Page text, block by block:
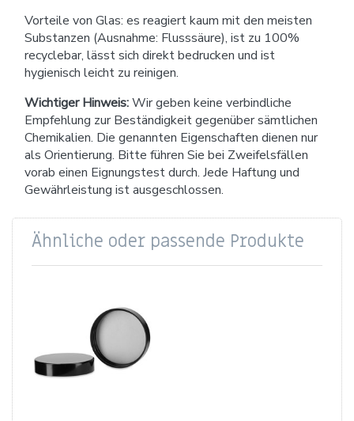
Vorteile von Glas: es reagiert kaum mit den meisten
Substanzen (Ausnahme: Flusssäure), ist zu 100%
recyclebar, lässt sich direkt bedrucken und ist
hygienisch leicht zu reinigen.
Wichtiger Hinweis:Wir geben keine verbindliche
Empfehlung zur Beständigkeit gegenüber sämtlichen
Chemikalien. Die genannten Eigenschaften dienen nur
als Orientierung. Bitte führen Sie bei Zweifelsfällen
vorab einen Eignungstest durch. Jede Haftung und
Gewährleistung ist ausgeschlossen.
Ähnliche oder passende Produkte